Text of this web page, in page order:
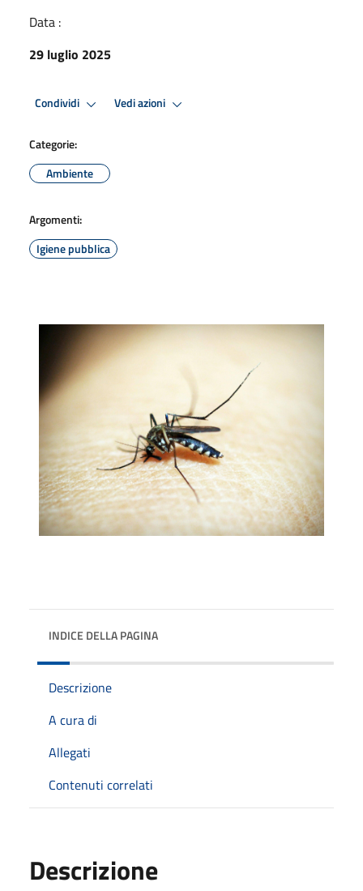
Data :
29 luglio 2025
Condividi Vedi azioni
Categorie:
Ambiente
Argomenti:
Igiene pubblica
INDICE DELLA PAGINA
Descrizione
A cura di
Allegati
Contenuti correlati
Descrizione